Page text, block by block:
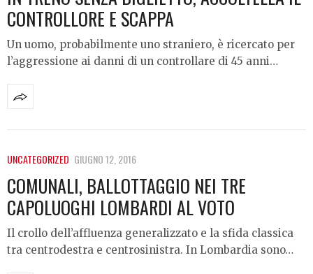
CONTROLLORE E SCAPPA
Un uomo, probabilmente uno straniero, è ricercato per
l’aggressione ai danni di un controllare di 45 anni…
UNCATEGORIZED GIUGNO 12, 2016
COMUNALI, BALLOTTAGGIO NEI TRE
CAPOLUOGHI LOMBARDI AL VOTO
Il crollo dell’affluenza generalizzato e la sfida classica
tra centrodestra e centrosinistra. In Lombardia sono…